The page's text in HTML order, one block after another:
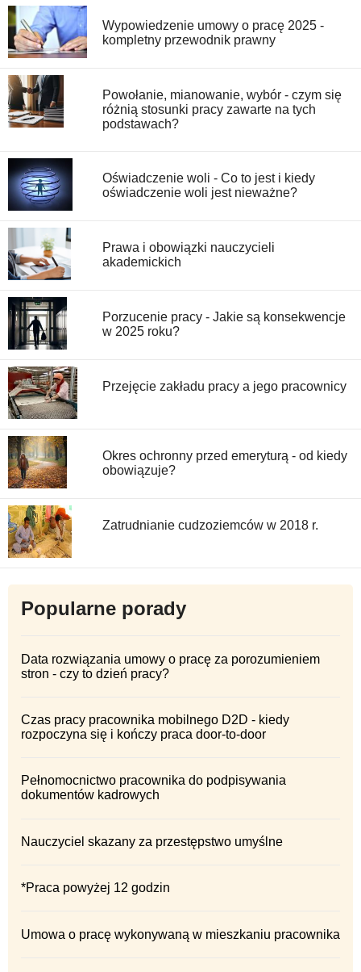
Wypowiedzenie umowy o pracę 2025 -
kompletny przewodnik prawny
Powołanie, mianowanie, wybór - czym się
różnią stosunki pracy zawarte na tych
podstawach?
Oświadczenie woli - Co to jest i kiedy
oświadczenie woli jest nieważne?
Prawa i obowiązki nauczycieli
akademickich
Porzucenie pracy - Jakie są konsekwencje
w 2025 roku?
Przejęcie zakładu pracy a jego pracownicy
Okres ochronny przed emeryturą - od kiedy
obowiązuje?
Zatrudnianie cudzoziemców w 2018 r.
Popularne porady
Data rozwiązania umowy o pracę za porozumieniem
stron - czy to dzień pracy?
Czas pracy pracownika mobilnego D2D - kiedy
rozpoczyna się i kończy praca door-to-door
Pełnomocnictwo pracownika do podpisywania
dokumentów kadrowych
Nauczyciel skazany za przestępstwo umyślne
*Praca powyżej 12 godzin
Umowa o pracę wykonywaną w mieszkaniu pracownika